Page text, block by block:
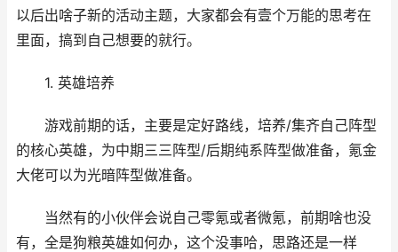
以后出啥子新的活动主题，大家都会有壹个万能的思考在
里面，搞到自己想要的就行。
1. 英雄培养
游戏前期的话，主要是定好路线，培养/集齐自己阵型
的核心英雄，为中期三三阵型/后期纯系阵型做准备，氪金
大佬可以为光暗阵型做准备。
当然有的小伙伴会说自己零氪或者微氪，前期啥也没
有，全是狗粮英雄如何办，这个没事哈，思路还是一样